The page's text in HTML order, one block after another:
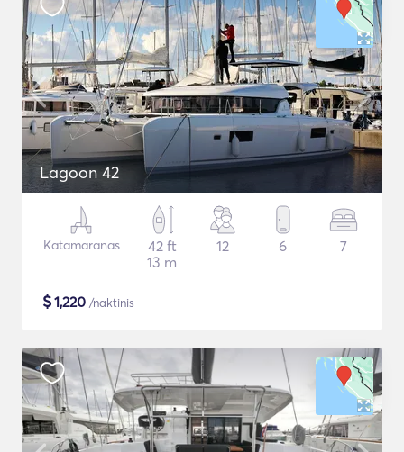
Lagoon 42
Katamaranas
42 ft
13 m
12 6 7
$1,220 /naktinis